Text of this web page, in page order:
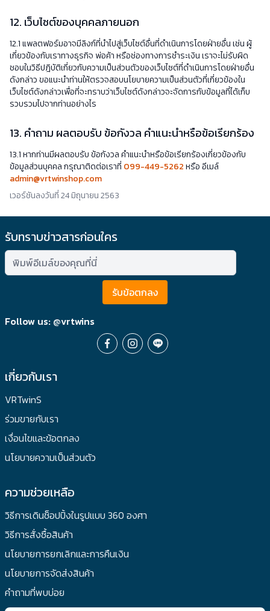
12. เว็บไซต์ของบุคคลภายนอก
12.1 แพลตฟอร์มอาจมีลิงก์ที่นำไปสู่เว็บไซต์อื่นที่ดำเนินการโดยฝ่ายอื่น เช่น ผู้
เกี่ยวข้องกับเราทางธุรกิจ พ่อค้า หรือช่องทางการชำระเงิน เราจะไม่รับผิด
ชอบในวิธีปฎิบัติเกี่ยวกับความเป็นส่วนตัวของเว็บไซต์ที่ดำเนินการโดยฝ่ายอื่น
ดังกล่าว ขอแนะนำท่านให้ตรวจสอบนโยบายความเป็นส่วนตัวที่เกี่ยวข้องใน
เว็บไซต์ดังกล่าวเพื่อที่จะทราบว่าเว็บไซต์ดังกล่าวจะจัดการกับข้อมูลที่ได้เก็บ
รวบรวมไปจากท่านอย่างไร
13. คำถาม ผลตอบรับ ข้อกังวล คำแนะนำหรือข้อเรียกร้อง
13.1 หากท่านมีผลตอบรับ ข้อกังวล คำแนะนำหรือข้อเรียกร้องเกี่ยวข้องกับ
ข้อมูลส่วนบุคคล กรุณาติดต่อเราที่ 099-449-5262หรือ อีเมล์
admin@vrtwinshop.com
เวอร์ชันลงวันที่ 24 มิถุนายน 2563
รับทราบข่าวสารก่อนใคร
รับข้อตกลง
Follow us: @vrtwins
เกี่ยวกับเรา
VRTwinS
ร่วมขายกับเรา
เงื่อนไขและข้อตกลง
นโยบายความเป็นส่วนตัว
ความช่วยเหลือ
วิธีการเดินช็อปปิ้งในรูปแบบ 360 องศา
วิธีการสั่งซื้อสินค้า
นโยบายการยกเลิกและการคืนเงิน
นโยบายการจัดส่งสินค้า
คำถามที่พบบ่อย